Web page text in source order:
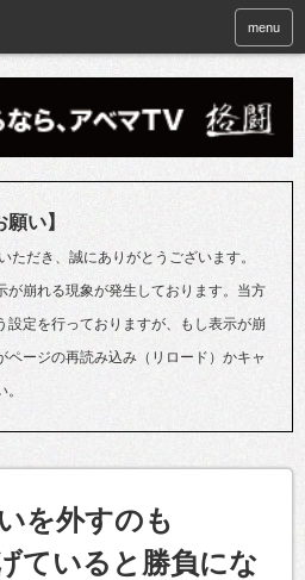
menu
い】
ただき、誠にありがとうございます。
が崩れる現象が発生しております。当方
設定を行っておりますが、もし表示が崩
ページの再読み込み（リロード）かキャ
を外すのも
ていると勝負にな